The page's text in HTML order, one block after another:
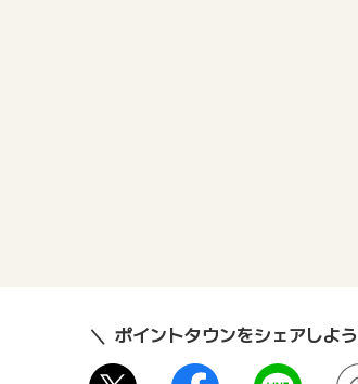
ポイントタウンをシェアしよう